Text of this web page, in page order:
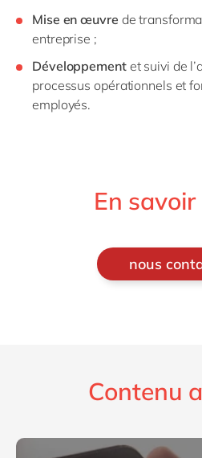
Mise en œuvre de
entreprise ;
Développementet suivi de
processus opérationnels et
employés.
En savoir
nous
Contenu